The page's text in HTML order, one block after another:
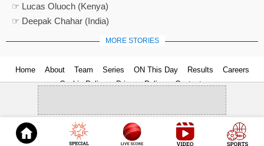
☞ Lucas Oluoch (Kenya)
☞ Deepak Chahar (India)
MORE STORIES
Home About Team Series ON This Day Results
Careers
Cookie Policy
Privacy Policy Contact us
© 2026Cricket